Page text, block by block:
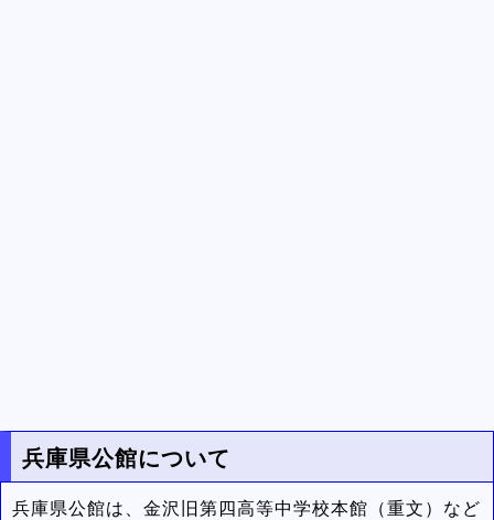
兵庫県公館について
兵庫県公館は、金沢旧第四高等中学校本館（重文）など